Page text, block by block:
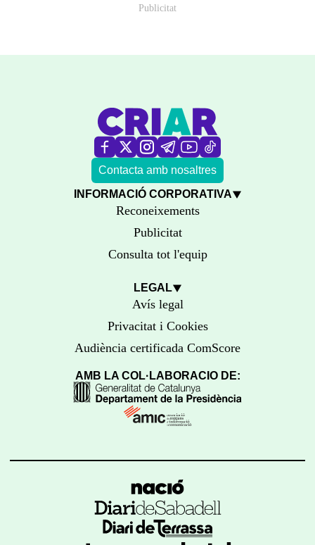
Contacta amb nosaltres
INFORMACIÓ CORPORATIVA
Reconeixements
Publicitat
Consulta tot l'equip
LEGAL
Avís legal
Privacitat i Cookies
Audiència certificada ComScore
AMB LA COL·LABORACIÓ DE: